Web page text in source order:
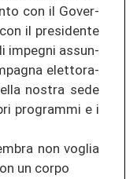
con il Go­ver­
il pre­si­den­te
im­pe­g­ni as­sun­
elet­to­ra­
nos­tra sede
pro­gram­mi e i
non voglia
un corpo